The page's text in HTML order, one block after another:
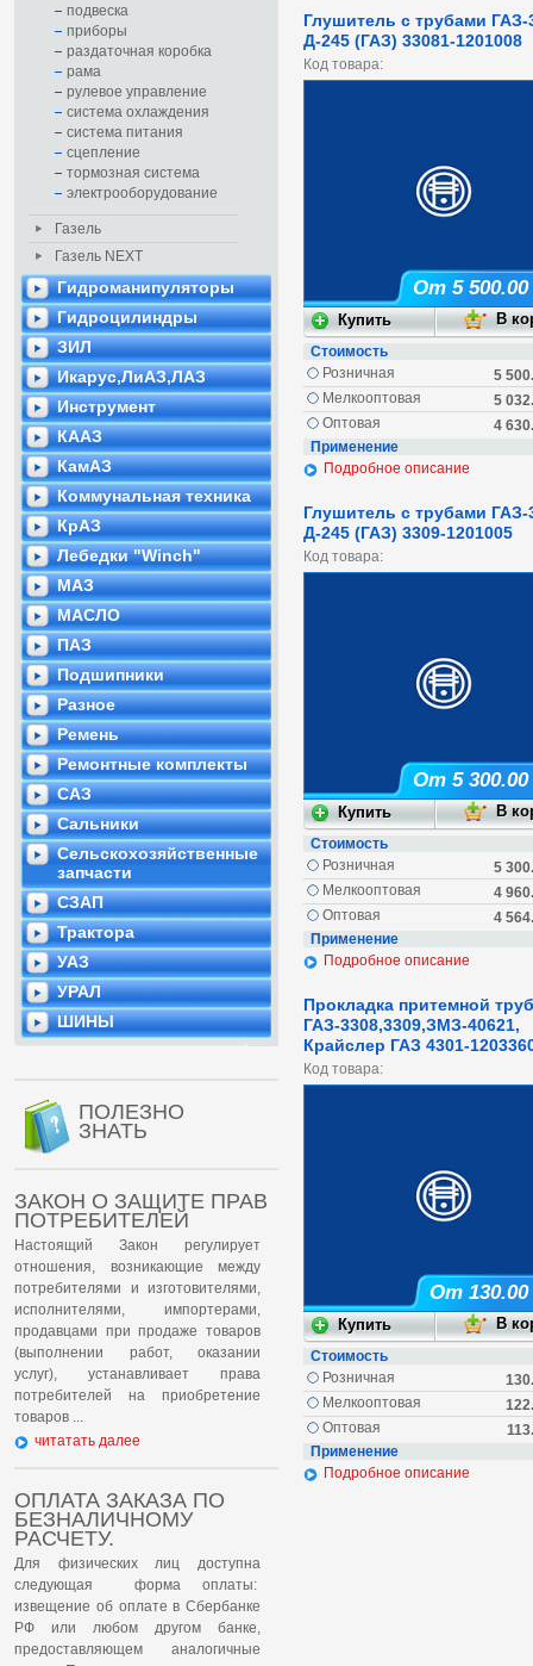
подвеска
приборы
раздаточная коробка
рама
рулевое управление
система охлаждения
система питания
сцепление
тормозная система
электрооборудование
Газель
Газель NEXT
Гидроманипуляторы
Гидроцилиндры
ЗИЛ
Икарус,ЛиАЗ,ЛАЗ
Инструмент
КААЗ
КамАЗ
Коммунальная техника
КрАЗ
Лебедки "Winch"
МАЗ
МАСЛО
ПАЗ
Подшипники
Разное
Ремень
Ремонтные комплекты
САЗ
Сальники
Сельскохозяйственные
запчасти
СЗАП
Трактора
УАЗ
УРАЛ
ШИНЫ
ПОЛЕЗНО
ЗНАТЬ
ЗАКОН О ЗАЩИТЕ ПРАВ
ПОТРЕБИТЕЛЕЙ
Настоящий Закон регулирует
отношения, возникающие между
потребителями и изготовителями,
исполнителями, импортерами,
продавцами при продаже товаров
(выполнении работ, оказании
услуг), устанавливает права
потребителей на приобретение
товаров ...
читатать далее
ОПЛАТА ЗАКАЗА ПО
БЕЗНАЛИЧНОМУ
РАСЧЕТУ.
Для физических лиц доступна
следующая форма оплаты:
извещение об оплате в Сбербанке
РФ или любом другом банке,
предоставляющем аналогичные
Глушитель с трубами ГАЗ-
Д-245 (ГАЗ) 33081-1201008
Код товара:
От 5 500.00
Стоимость
5
Розничная
5
Мелкооптовая
4
Оптовая
Применение
Подробное описание
Глушитель с трубами ГАЗ-
Д-245 (ГАЗ) 3309-1201005
Код товара:
От 5 300.00
Стоимость
5
Розничная
4
Мелкооптовая
4
Оптовая
Применение
Подробное описание
Прокладка притемной
ГАЗ-3308,3309,ЗМЗ-40621,
Крайслер ГАЗ 4301-
Код товара:
От 130.00
Стоимость
Розничная
Мелкооптовая
Оптовая
Применение
Подробное описание